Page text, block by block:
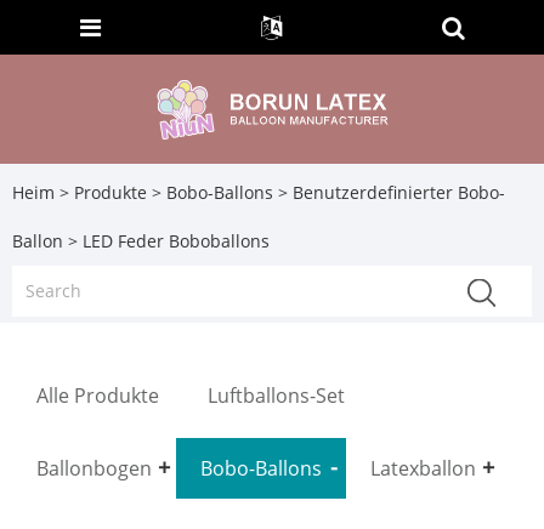
Heim > Produkte > Bobo-Ballons > Benutzerdefinierter Bobo-
Ballon > LED Feder Boboballons
Alle Produkte Luftballons-Set
Ballonbogen Bobo-Ballons Latexballon